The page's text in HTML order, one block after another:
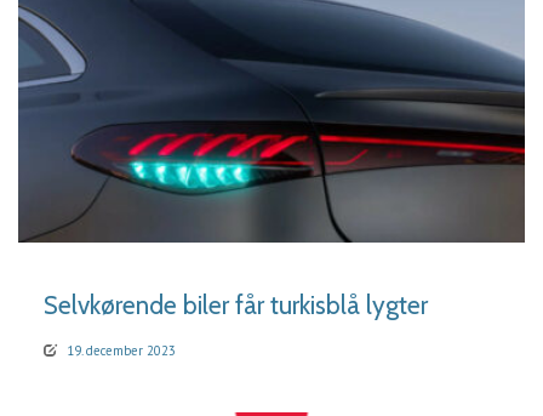
Selvkørende biler får turkisblå lygter
19. december 2023